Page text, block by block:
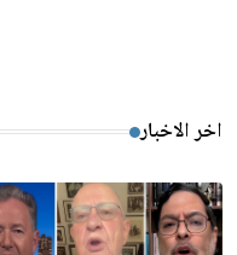
اخر الاخبار